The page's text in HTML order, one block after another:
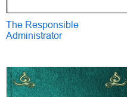
The Responsible
Administrator